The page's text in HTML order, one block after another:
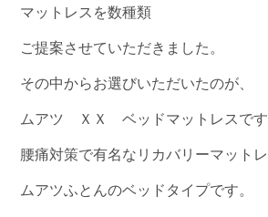
マットレスを数種類
ご提案させていただきました。
その中からお選びいただいたのが、
ムアツ ＸＸ ベッドマットレスです
腰痛対策で有名なリカバリーマット
ムアツふとんのベッドタイプです。